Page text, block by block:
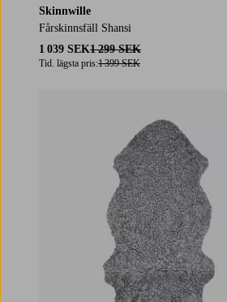
Skinnwille
Fårskinnsfäll Shansi
1 039 SEK1 299 SEK
Tid. lägsta pris:1 399 SEK